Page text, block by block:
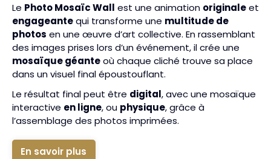
Le Photo Mosaïc Wall est une animation originaleet
engageantequi transforme une multitude de
photos en une œuvre d’art collective. En rassemblant
des images prises lors d’un événement, il crée une
mosaïque géanteoù chaque cliché trouve sa place
dans un visuel final époustouflant.
Le résultat final peut être digital, avec une mosaïque
interactive en ligne, ou physique, grâce à
l’assemblage des photos imprimées.
En savoir plus